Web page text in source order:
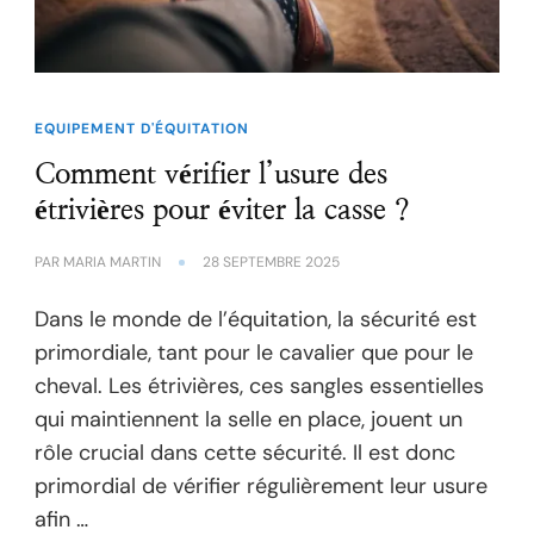
EQUIPEMENT D'ÉQUITATION
Comment vérifier l’usure des
étrivières pour éviter la casse ?
PAR MARIA MARTIN 28 SEPTEMBRE 2025
Dans le monde de l’équitation, la sécurité est
primordiale, tant pour le cavalier que pour le
cheval. Les étrivières, ces sangles essentielles
qui maintiennent la selle en place, jouent un
rôle crucial dans cette sécurité. Il est donc
primordial de vérifier régulièrement leur usure
afin …